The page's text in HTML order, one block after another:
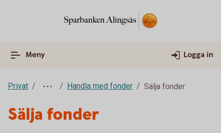
Meny Logga in
Privat Handla med fonder Sälja fonder
Sälja fonder